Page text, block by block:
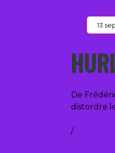
13
De
distordre
/